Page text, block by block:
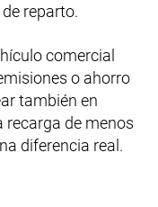
reparto.
comercial
o ahorro
también en
recarga de menos
diferencia real.